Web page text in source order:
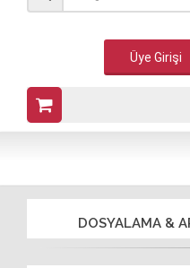
Üye Girişi
DOSYALAMA &